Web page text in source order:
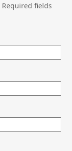
Required fields